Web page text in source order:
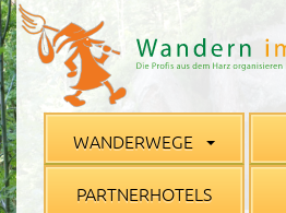
WANDERWEGE
PARTNERHOTELS